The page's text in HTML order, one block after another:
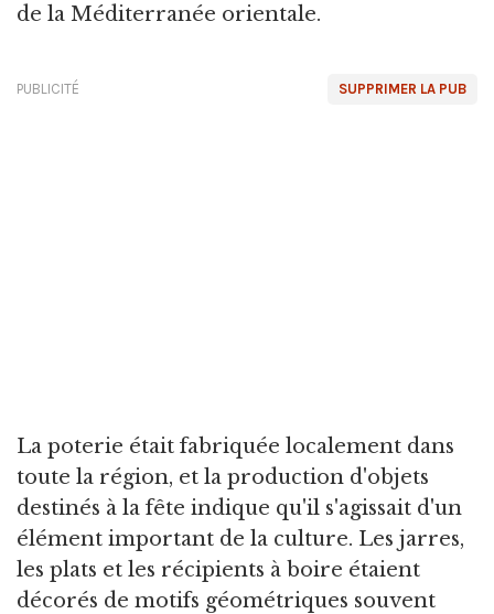
de la Méditerranée orientale.
SUPPRIMER LA PUB
PUBLICITÉ
La poterie était fabriquée localement dans
toute la région, et la production d'objets
destinés à la fête indique qu'il s'agissait d'un
élément important de la culture. Les jarres,
les plats et les récipients à boire étaient
décorés de motifs géométriques souvent